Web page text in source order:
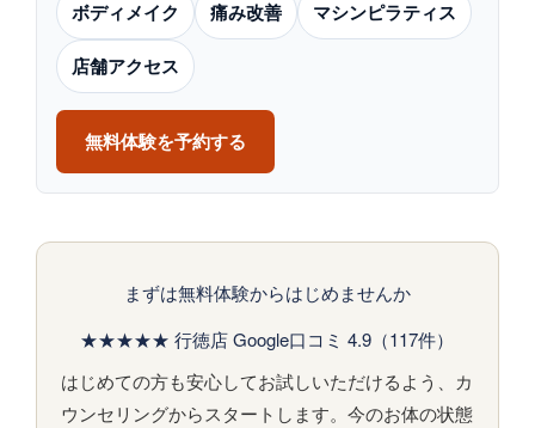
ボディメイク 痛み改善 マシンピラティス
店舗アクセス
無料体験を予約する
まずは無料体験からはじめませんか
★★★★★ 行徳店 Google口コミ 4.9（117件）
はじめての方も安心してお試しいただけるよう、カ
ウンセリングからスタートします。今のお体の状態